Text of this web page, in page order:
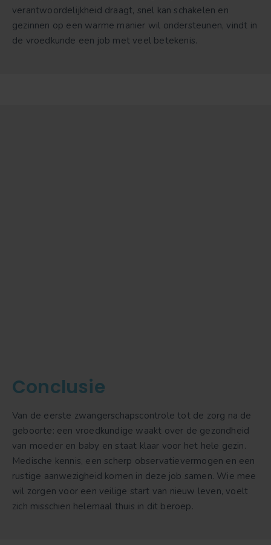
verantwoordelijkheid draagt, snel kan schakelen en
gezinnen op een warme manier wil ondersteunen, vindt in
de vroedkunde een job met veel betekenis.
Conclusie
Van de eerste zwangerschapscontrole tot de zorg na de
geboorte: een vroedkundige waakt over de gezondheid
van moeder en baby en staat klaar voor het hele gezin.
Medische kennis, een scherp observatievermogen en een
rustige aanwezigheid komen in deze job samen. Wie mee
wil zorgen voor een veilige start van nieuw leven, voelt
zich misschien helemaal thuis in dit beroep.